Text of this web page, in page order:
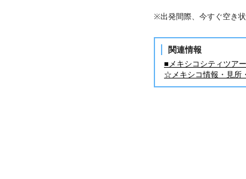
※出発間際、今すぐ空き
関連情報
■メキシコシティツア
☆メキシコ情報・見所